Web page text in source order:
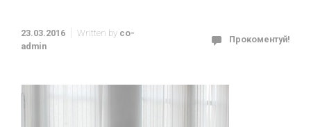
23.03.2016 Written by co-
admin
Прокоментуй!